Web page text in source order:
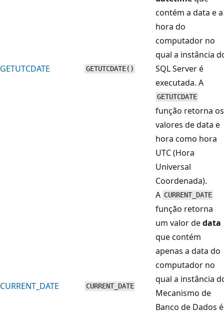
GETUTCDATE GETUTCDATE()
contém a data e a
hora do
computador no
qual a instância
SQL Server é
executada. A
GETUTCDATE
função retorna os
valores de data e
hora como hora
UTC (Hora
Universal
Coordenada).
CURRENT_DATE CURRENT_DATE
A CURRENT_DATE
função retorna
um valor dedata
que contém
apenas a data do
computador no
qual a instância
Mecanismo de
Banco de Dados é